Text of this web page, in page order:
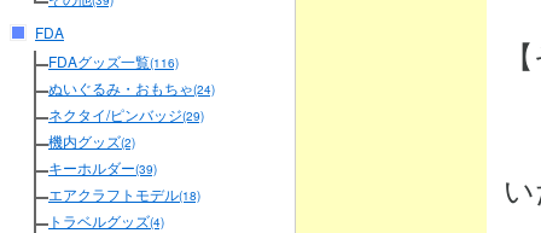
FDA
FDAグッズ一覧(116)
ぬいぐるみ・おもちゃ(24)
ネクタイ/ピンバッジ(29)
機内グッズ(2)
キーホルダー(39)
エアクラフトモデル(18)
トラベルグッズ(4)